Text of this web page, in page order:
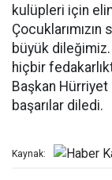
kulüpleri için
Çocuklarımızın
büyük
hiçbir
Başkan
başarılar diledi.
Kaynak: